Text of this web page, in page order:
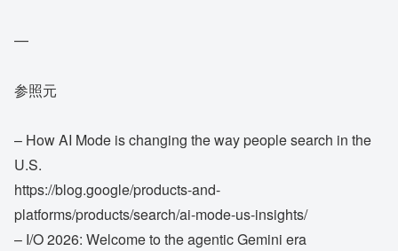
—
参照元
– How AI Mode is changing the way people search in the
U.S.
https://blog.google/products-and-
platforms/products/search/ai-mode-us-insights/
– I/O 2026: Welcome to the agentic Gemini era